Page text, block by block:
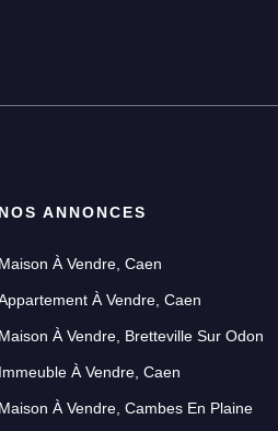
NOS ANNONCES
Maison À Vendre, Caen
À Vendre, Caen
Maison À Vendre, Bretteville Sur Odon
Immeuble À Vendre, Caen
Maison À Vendre, Cambes En Plaine